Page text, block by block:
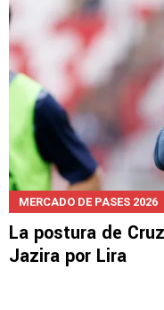
MERCADO DE PASES 2026
La postura de
Jazira por Lira